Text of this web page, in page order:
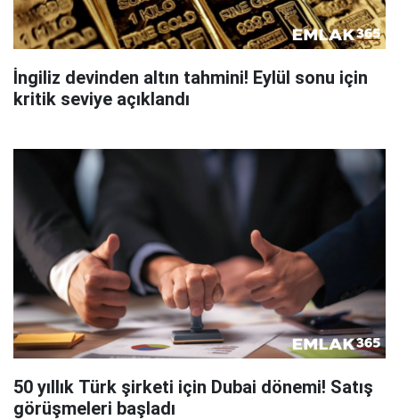
İngiliz devinden altın tahmini! Eylül sonu için
kritik seviye açıklandı
50 yıllık Türk şirketi için Dubai dönemi! Satış
görüşmeleri başladı